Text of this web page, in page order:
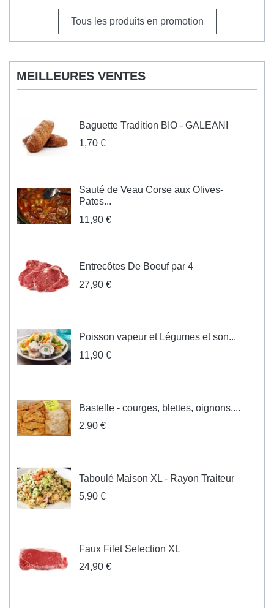
Tous les produits en promotion
MEILLEURES VENTES
Baguette Tradition BIO - GALEANI
1,70 €
Sauté de Veau Corse aux Olives-
Pates...
11,90 €
Entrecôtes De Boeuf par 4
27,90 €
Poisson vapeur et Légumes et son...
11,90 €
Bastelle - courges, blettes, oignons,...
2,90 €
Taboulé Maison XL - Rayon Traiteur
5,90 €
Faux Filet Selection XL
24,90 €